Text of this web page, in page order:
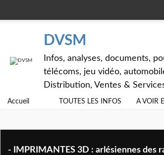
DVSM
Infos, analyses, documents,
télécoms, jeu vidéo,
Distribution, Ventes &
Accueil TOUTES LES INFOS A VOIR
- IMPRIMANTES 3D : arlésiennes des